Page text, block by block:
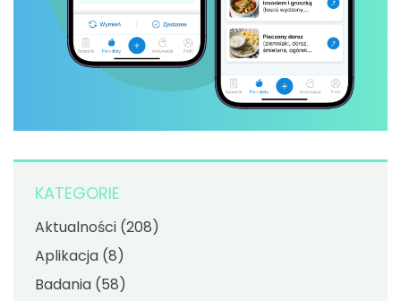
KATEGORIE
Aktualności (208)
Aplikacja (8)
Badania (58)